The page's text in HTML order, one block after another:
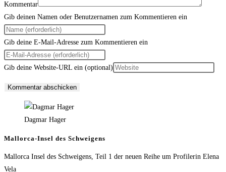
Kommentar
Gib deinen Namen oder Benutzernamen zum Kommentieren ein
Gib deine E-Mail-Adresse zum Kommentieren ein
Gib deine Website-URL ein (optional)
Dagmar Hager
Mallorca-Insel des Schweigens
Mallorca Insel des Schweigens, Teil 1 der neuen Reihe um Profilerin Elena
Vela